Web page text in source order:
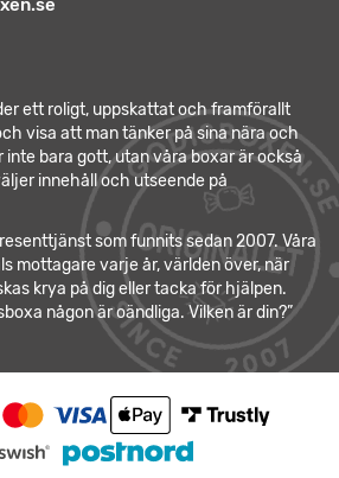
ett roligt, uppskattat och framförallt
visa att man tänker på sina nära och
inte bara gott, utan våra boxar är också
innehåll och utseende på
som funnits sedan 2007. Våra
mottagare varje år, världen över, när
krya på dig eller tacka för hjälpen.
någon är oändliga. Vilken är din?”